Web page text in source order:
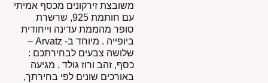
משובצת זירקונים מכסף אמיתי
עם חותמת 925, שרשרת
סופר מהממת עדינה וייחודית
ביופייה . מיוחד ב- Arvatz –
שלושה צבעים לבחירתכם :
כסף, זהב ורוז גולד . מגיעה
באורכים שונים לפי בחירתך,